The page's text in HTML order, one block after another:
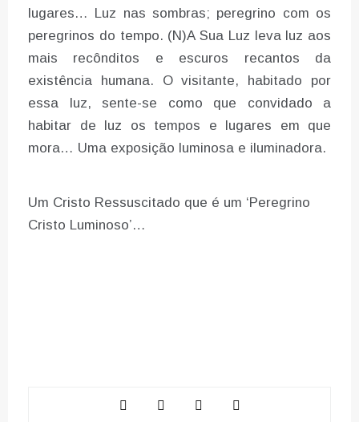
lugares… Luz nas sombras; peregrino com os
peregrinos do tempo. (N)A Sua Luz leva luz aos
mais recônditos e escuros recantos da
existência humana. O visitante, habitado por
essa luz, sente-se como que convidado a
habitar de luz os tempos e lugares em que
mora… Uma exposição luminosa e iluminadora.
Um Cristo Ressuscitado que é um ‘Peregrino
Cristo Luminoso’…